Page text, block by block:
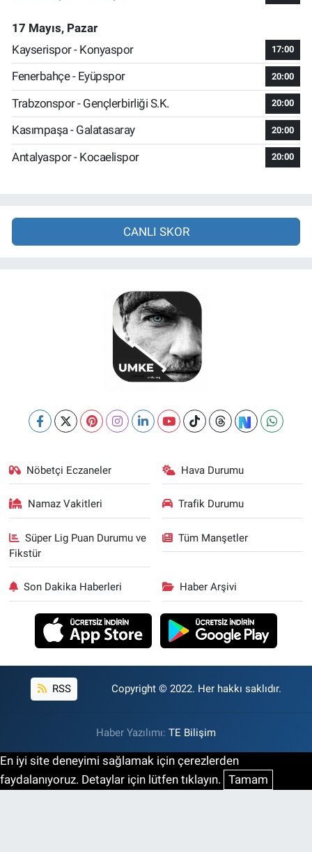
17 Mayıs, Pazar
Kayserispor - Konyaspor
17:00
Fenerbahçe - Eyüpspor 20:00
Trabzonspor - Gençlerbirliği S.K. 20:00
Kasımpaşa - Galatasaray 20:00
Antalyaspor - Kocaelispor 20:00
CANLI SKOR
Nöbetçi Eczaneler Hava Durumu
Namaz Vakitleri Trafik Durumu
Süper Lig Puan Durumu ve
Fikstür
Tüm Manşetler
Son Dakika Haberleri Haber Arşivi
RSS Copyright © 2022. Her hakkı saklıdır.
Haber Yazılımı: TE Bilişim
En iyi site deneyimi sağlamak için çerezlerden
faydalanıyoruz. Detaylar için lütfen tıklayın. Tamam